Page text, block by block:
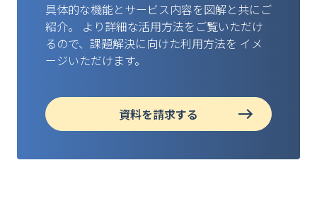
具体的な機能とサービス内容を図解と共にご
紹介。
より詳細な活用方法をご覧いただけ
るので、課題解決に向けた利用方法を イメ
ージいただけます。
資料を請求する